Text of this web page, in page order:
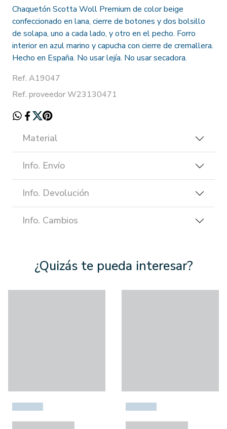
Chaquetón Scotta Woll Premium de color beige
confeccionado en lana, cierre de botones y dos bolsillo
de solapa, uno a cada lado, y otro en el pecho. Forro
interior en azul marino y capucha con cierre de cremallera.
Hecho en España. No usar lejía. No usar secadora.
Ref. A19047
Ref. proveedor W23130471
Material
Info. Envío
Info. Devolución
Info. Cambios
¿Quizás te pueda interesar?